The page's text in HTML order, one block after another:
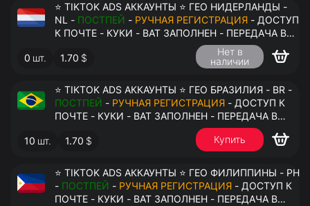
⭐ TIKTOK ADS АККАУНТЫ ⭐ ГЕО НИДЕРЛАНДЫ -
NL - ПОСТПЕЙ - РУЧНАЯ РЕГИСТРАЦИЯ - ДОСТУП
К ПОЧТЕ - КУКИ - ВАТ ЗАПОЛНЕН - ПЕРЕДАЧА В
0 шт. 1.70 $
Нет в
наличии
⭐ TIKTOK ADS АККАУНТЫ ⭐ ГЕО БРАЗИЛИЯ - BR -
ПОСТПЕЙ - РУЧНАЯ РЕГИСТРАЦИЯ - ДОСТУП К
ПОЧТЕ - КУКИ - ВАТ ЗАПОЛНЕН - ПЕРЕДАЧА В
10 шт. 1.70 $ Купить
⭐ TIKTOK ADS АККАУНТЫ ⭐ ГЕО ФИЛИППИНЫ - PH
- ПОСТПЕЙ - РУЧНАЯ РЕГИСТРАЦИЯ - ДОСТУП К
ПОЧТЕ - КУКИ - ВАТ ЗАПОЛНЕН - ПЕРЕДАЧА В